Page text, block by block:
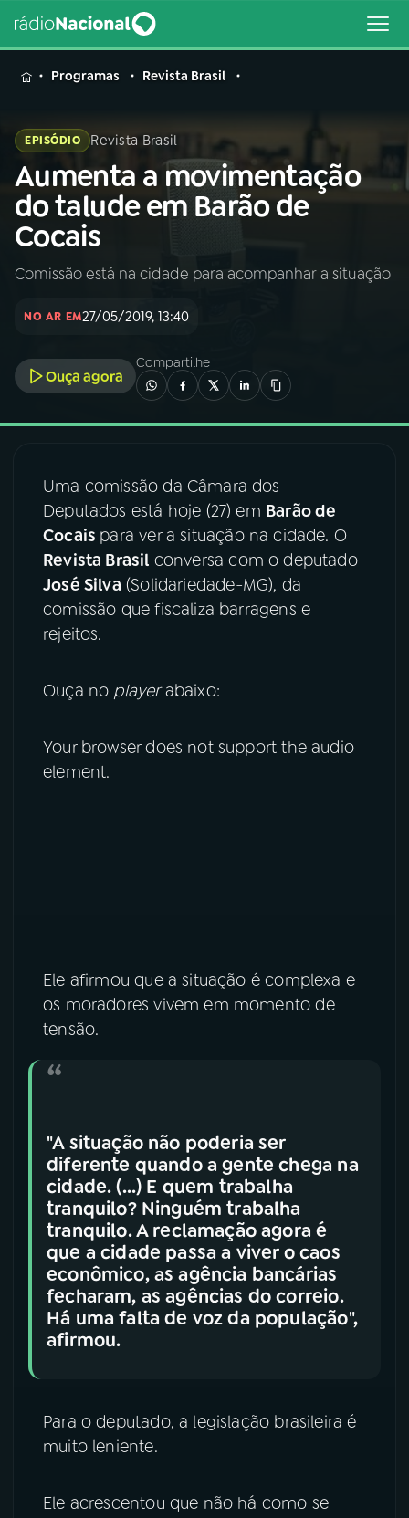
MENU
Buscar
na
Rádio
Nacional
Buscar
AO VIVO
02A RÁDIO
04PROGRAMAS
PODCASTS
06VIDEOCASTS
07ÚLTIMAS
08 FESTIVAL DE MÚSICA
Programas Revista Brasil
EPISÓDIO Revista Brasil
Aumenta a movimentação
do talude em Barão de
Cocais
Comissão está na cidade para acompanhar a situação
NO AR EM27/05/2019, 13:40
Ouça agora
Compartilhe
Uma comissão da Câmara dos
Deputados está hoje (27) em Barão de
Cocais para ver a situação na cidade. O
Revista Brasil conversa com o deputado
José Silva (Solidariedade-MG), da
comissão que fiscaliza barragens e
rejeitos.
Ouça no playerabaixo:
Your browser does not support the audio
element.
Ele afirmou que a situação é complexa e
os moradores vivem em momento de
tensão.
"A situação não poderia ser
diferente quando a gente chega na
cidade. (...) E quem trabalha
tranquilo? Ninguém trabalha
tranquilo. A reclamação agora é
que a cidade passa a viver o caos
econômico, as agência bancárias
fecharam, as agências do correio.
Há uma falta de voz da população",
afirmou.
Para o deputado, a legislação brasileira é
muito leniente.
Ele acrescentou que não há como se